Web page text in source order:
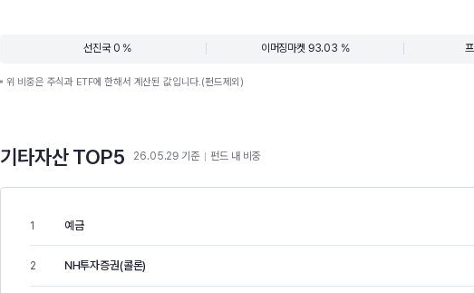
선진국 0 % 이머징마켓 93.03 %
위 비중은 주식과 ETF에 한해서 계산된 값입니다.(펀드제외)
기타자산 TOP5 26.05.29 기준 펀드 내 비중
1 예금
2 NH투자증권(콜론)